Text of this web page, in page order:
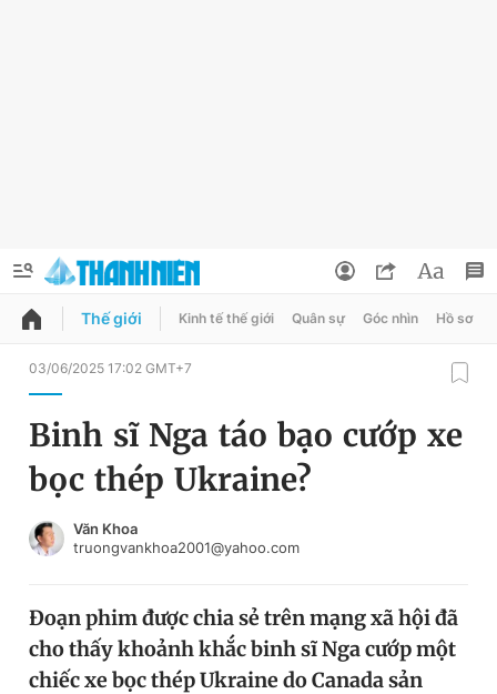
QUẢNG CÁO
Chuyên mục
Chuyên mục khác
Tin thị trường Tin 360
Đổi mật khẩu
Tin đã lưu
Tin đã xem
Đăng xuất
Thế giới Kinh tế thế giới Quân sự Góc nhìn Hồ sơ
03/06/2025 17:02 GMT+7
Binh sĩ Nga táo bạo cướp xe
bọc thép Ukraine?
Văn Khoa
truongvankhoa2001@yahoo.com
Đoạn phim được chia sẻ trên mạng xã hội đã
cho thấy khoảnh khắc binh sĩ Nga cướp một
chiếc xe bọc thép Ukraine do Canada sản